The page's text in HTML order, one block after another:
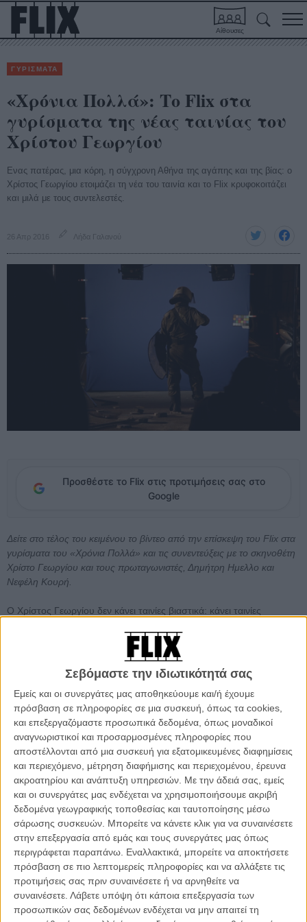
Σεβόμαστε την ιδιωτικότητά σας
Εμείς και οι συνεργάτες μας αποθηκεύουμε και/ή έχουμε
πρόσβαση σε πληροφορίες σε μια συσκευή, όπως τα cookies,
και επεξεργαζόμαστε προσωπικά δεδομένα, όπως μοναδικοί
αναγνωριστικοί και προσαρμοσμένες πληροφορίες που
αποστέλλονται από μια συσκευή για εξατομικευμένες διαφημίσεις
και περιεχόμενο, μέτρηση διαφήμισης και περιεχομένου, έρευνα
ακροατηρίου και ανάπτυξη υπηρεσιών. Με την άδειά σας, εμείς
και οι συνεργάτες μας ενδέχεται να χρησιμοποιήσουμε ακριβή
δεδομένα γεωγραφικής τοποθεσίας και ταυτοποίησης μέσω
σάρωσης συσκευών. Μπορείτε να κάνετε κλικ για να συναινέσετε
στην επεξεργασία από εμάς και τους συνεργάτες μας όπως
περιγράφεται παραπάνω. Εναλλακτικά, μπορείτε να αποκτήσετε
πρόσβαση σε πιο λεπτομερείς πληροφορίες και να αλλάξετε τις
προτιμήσεις σας πριν συναινέσετε ή να αρνηθείτε να
συναινέσετε. Λάβετε υπόψη ότι κάποια επεξεργασία των
προσωπικών σας δεδομένων ενδέχεται να μην απαιτεί τη
Αίθουσες
ΓΥΡΙΣΜΑΤΑ
«Χρόνια Πολλά»: Το Flix στα
γυρίσματα της νέας ταινίας του
Χρίστου Γεωργίου
Ενας πατέρας, μια κόρη, η σύγχρονη Αθήνα της αγάπης και της βίας: ο
Χρίστος Γεωργίου ετοιμάζει τη νέα του ταινία και το Flix κρυφοκοιτάζει
και μιλά με τους συντελεστές.
26 Απρ 2016 Λήδα Γαλανού
Προσθέστε το Flix στις προτιμήσεις σας στο
Google
Δείτε στο τέλος του κειμένου το βίντεο από την επίσκεψη του Flix στα
γυρίσματα του «Χρόνια Πολλά» και τις συνεντεύξεις με το σκηνοθέτη
Χρίστο Γεωργίου και τους πρωταγωνιστές, Δημήτρη Ημελλο και
Νεφέλη Κουρή.
Ο Χρίστος Γεωργίου δεν κάνει ταινίες βιαστικά: κάνει ταινίες
το 2008 κι ανάμεσα συνεργασίες στην τηλεόραση, ή δικά του
ντοκιμαντέρ («Παιδιά των Ταραχών» το 2012, «Υστερα Μένει η
Θάλασσα» φέτος, μαζί με τον Γιώργο Κούμουρο), μάς έχουν
συστήσει έναν σκηνοθέτη ταυτόχρονα διακριτικό και δυναμικό, που
μοιάζει να συμπυκνώνει τα δικά του χαρακτηριστικά, την
επικαιρότητα της Αθήνας όπως τη γνωρίζουμε τα τελευταία χρόνια
αλλά και μια κλασική, διαχρονική ιστορία αγάπης και σύγκρουσης,
στη νέα του ταινία, το «Χρόνια Πολλά».
Διαβάστε και δείτε ακόμη: Τα νησιά του ελληνικού σινεμά - Η
Θηρασιά στο «Μικρό Εγκλημα» του Χρίστου Γεωργίου